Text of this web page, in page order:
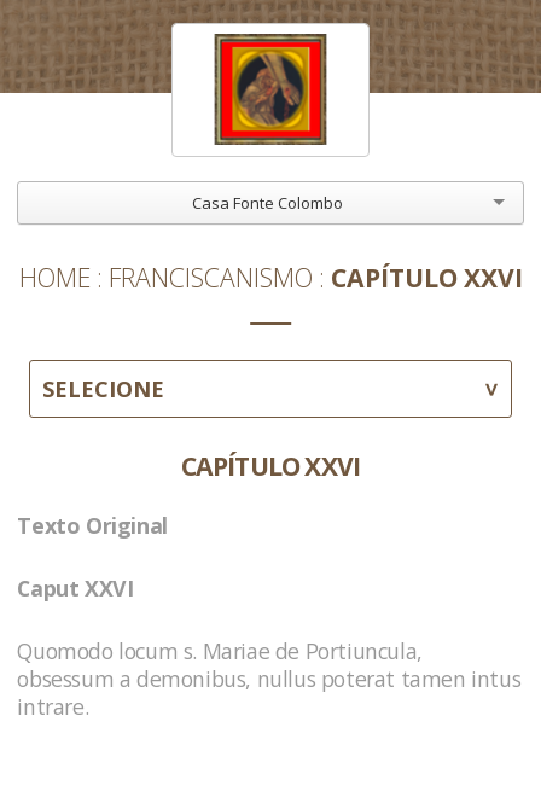
Casa Fonte Colombo
HOME FRANCISCANISMO CAPÍTULO XXVI
SELECIONE
CAPÍTULO XXVI
Texto Original
Caput XXVI
Quomodo locum s. Mariae de Portiuncula,
obsessum a demonibus, nullus poterat tamen intus
intrare.